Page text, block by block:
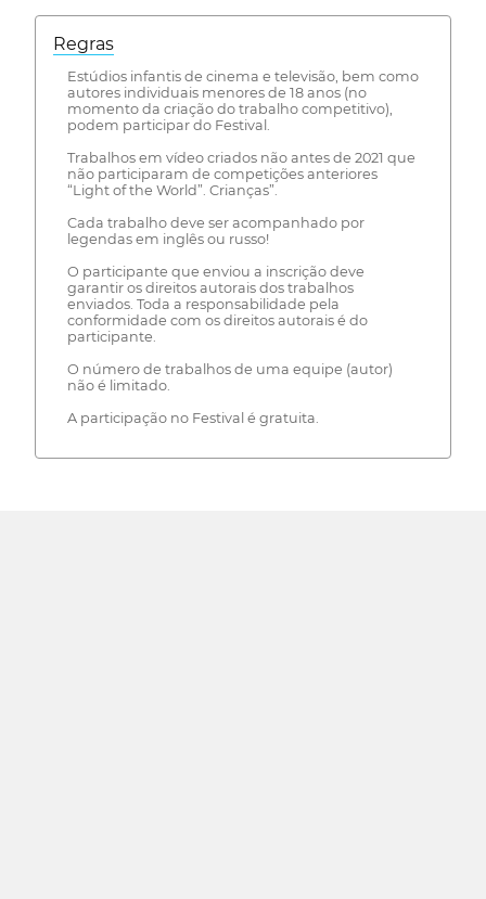
Regras
Estúdios infantis de cinema e televisão, bem como
autores individuais menores de 18 anos (no
momento da criação do trabalho competitivo),
podem participar do Festival.
Trabalhos em vídeo criados não antes de 2021 que
não participaram de competições anteriores
“Light of the World”. Crianças”.
Cada trabalho deve ser acompanhado por
legendas em inglês ou russo!
O participante que enviou a inscrição deve
garantir os direitos autorais dos trabalhos
enviados. Toda a responsabilidade pela
conformidade com os direitos autorais é do
participante.
O número de trabalhos de uma equipe (autor)
não é limitado.
A participação no Festival é gratuita.